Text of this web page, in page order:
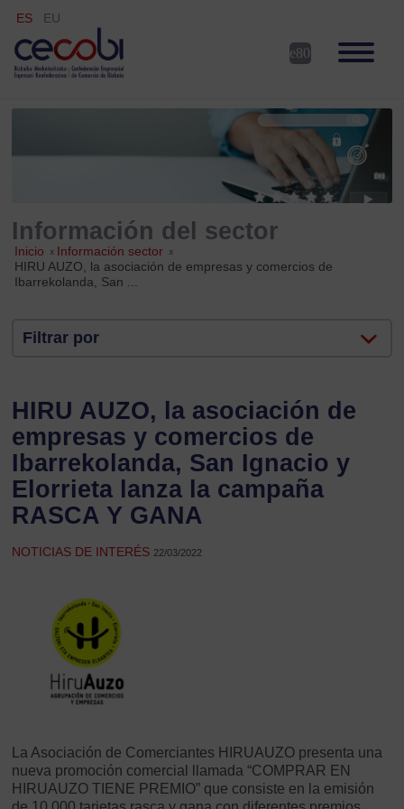
ES EU
Información del sector
Inicio » Información sector »
HIRU AUZO, la asociación de empresas y comercios de
Ibarrekolanda, San ...
Filtrar por
HIRU AUZO, la asociación de
empresas y comercios de
Ibarrekolanda, San Ignacio y
Elorrieta lanza la campaña
RASCA Y GANA
NOTICIAS DE INTERÉS 22/03/2022
La Asociación de Comerciantes HIRUAUZO presenta una
nueva promoción comercial llamada “COMPRAR EN
HIRUAUZO TIENE PREMIO” que consiste en la emisión